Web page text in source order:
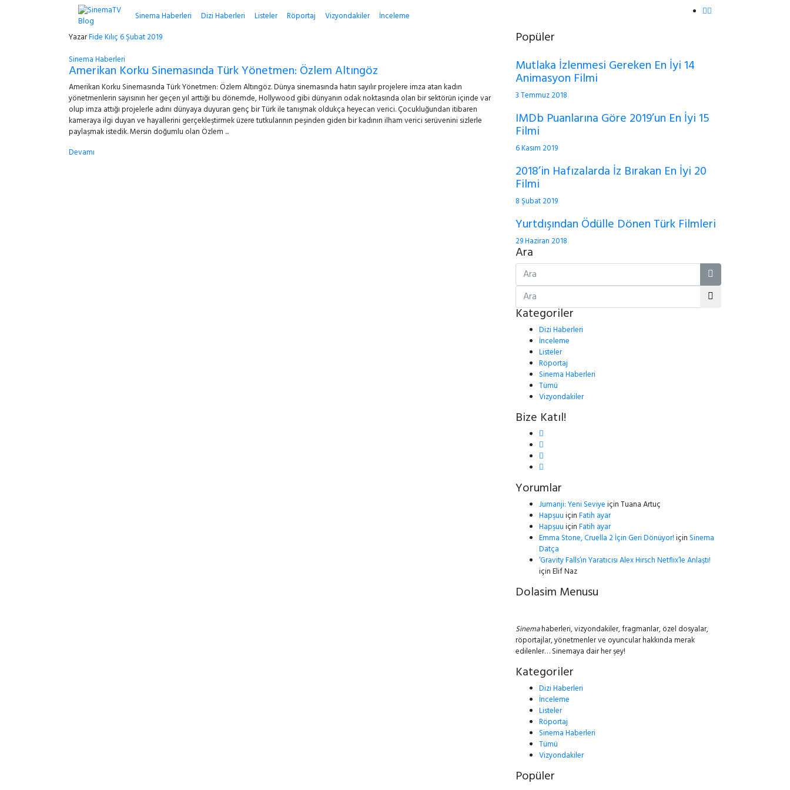
Sinema Haberleri Dizi Haberleri Listeler Röportaj Vizyondakiler
İnceleme
YazarFide Kılıç6 Şubat 2019
Sinema Haberleri
Amerikan Korku Sinemasında Türk Yönetmen: Özlem Altıngöz
Amerikan Korku Sinemasında Türk Yönetmen: Özlem Altıngöz. Dünya sinemasında hatırı sayılır projelere imza atan kadın
yönetmenlerin sayısının her geçen yıl arttığı bu dönemde, Hollywood gibi dünyanın odak noktasında olan bir sektörün içinde var
olup imza attığı projelerle adını dünyaya duyuran genç bir Türk ile tanışmak oldukça heyecan verici. Çocukluğundan itibaren
kameraya ilgi duyan ve hayallerini gerçekleştirmek üzere tutkularının peşinden giden bir kadının ilham verici serüvenini sizlerle
paylaşmak istedik. Mersin doğumlu olan Özlem ...
Devamı
Popüler
Mutlaka İzlenmesi Gereken En İyi 14
Animasyon Filmi
3 Temmuz 2018
IMDb Puanlarına Göre 2019’un En İyi 15
Filmi
6 Kasım 2019
2018’in Hafızalarda İz Bırakan En İyi 20
Filmi
8 Şubat 2019
Yurtdışından Ödülle Dönen Türk Filmleri
29 Haziran 2018
Ara
Kategoriler
Dizi Haberleri
İnceleme
Listeler
Röportaj
Sinema Haberleri
Tümü
Vizyondakiler
Bize Katıl!
Yorumlar
Jumanji: Yeni SeviyeiçinTuana Artuç
HapşuuiçinFatih ayar
HapşuuiçinFatih ayar
Emma Stone, Cruella 2 İçin Geri Dönüyor!için Sinema
Datça
‘Gravity Falls’ın Yaratıcısı Alex Hirsch Netflix’le Anlaştı!
içinElif Naz
Dolasim Menusu
Sinemahaberleri, vizyondakiler, fragmanlar, özel dosyalar,
röportajlar, yönetmenler ve oyuncular hakkında merak
edilenler… Sinemaya dair her şey!
Kategoriler
Dizi Haberleri
İnceleme
Listeler
Röportaj
Sinema Haberleri
Tümü
Vizyondakiler
Popüler